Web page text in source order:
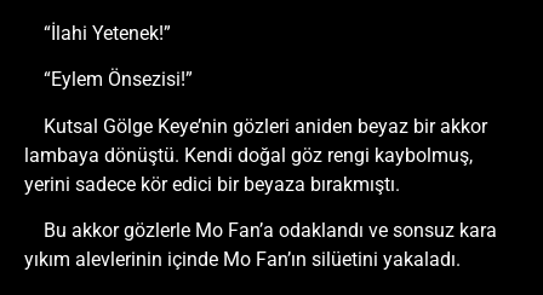
“İlahi Yetenek!”
“Eylem Önsezisi!”
Kutsal Gölge Keye’nin gözleri aniden beyaz bir akkor
lambaya dönüştü. Kendi doğal göz rengi kaybolmuş,
yerini sadece kör edici bir beyaza bırakmıştı.
Bu akkor gözlerle Mo Fan’a odaklandı ve sonsuz kara
yıkım alevlerinin içinde Mo Fan’ın silüetini yakaladı.